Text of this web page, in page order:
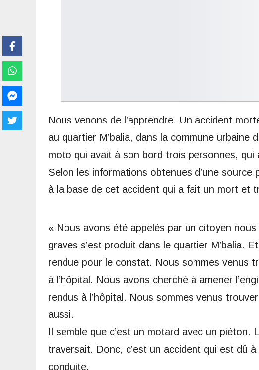
Nous venons de l’apprendre. Un accident
au quartier M’balia, dans la commune urbaine
moto qui avait à son bord trois personnes,
Selon les informations obtenues d’une source
à la base de cet accident qui a fait un mort et
« Nous avons été appelés par un citoyen
graves s’est produit dans le quartier M’balia.
rendue pour le constat. Nous sommes venus
à l’hôpital. Nous avons cherché à amener
rendus à l’hôpital. Nous sommes venus
aussi.
Il semble que c’est un motard avec un
traversait. Donc, c’est un accident qui est dû à
conduite.